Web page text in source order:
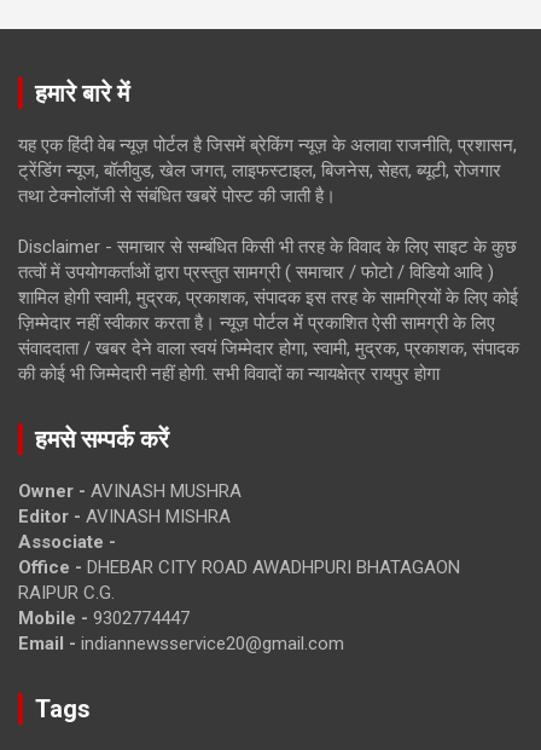
हमारे बारे में
यह एक हिंदी वेब न्यूज़ पोर्टल है जिसमें ब्रेकिंग न्यूज़ के अलावा राजनीति, प्रशासन,
ट्रेंडिंग न्यूज, बॉलीवुड, खेल जगत, लाइफस्टाइल, बिजनेस, सेहत, ब्यूटी, रोजगार
तथा टेक्नोलॉजी से संबंधित खबरें पोस्ट की जाती है।
Disclaimer - समाचार से सम्बंधित किसी भी तरह के विवाद के लिए साइट के कुछ
तत्वों में उपयोगकर्ताओं द्वारा प्रस्तुत सामग्री ( समाचार / फोटो / विडियो आदि )
शामिल होगी स्वामी, मुद्रक, प्रकाशक, संपादक इस तरह के सामग्रियों के लिए कोई
ज़िम्मेदार नहीं स्वीकार करता है। न्यूज़ पोर्टल में प्रकाशित ऐसी सामग्री के लिए
संवाददाता / खबर देने वाला स्वयं जिम्मेदार होगा, स्वामी, मुद्रक, प्रकाशक, संपादक
की कोई भी जिम्मेदारी नहीं होगी. सभी विवादों का न्यायक्षेत्र रायपुर होगा
हमसे सम्पर्क करें
Owner - AVINASH MUSHRA
Editor - AVINASH MISHRA
Associate -
Office - DHEBAR CITY ROAD AWADHPURI BHATAGAON
RAIPUR C.G.
Mobile - 9302774447
Email - indiannewsservice20@gmail.com
Tags